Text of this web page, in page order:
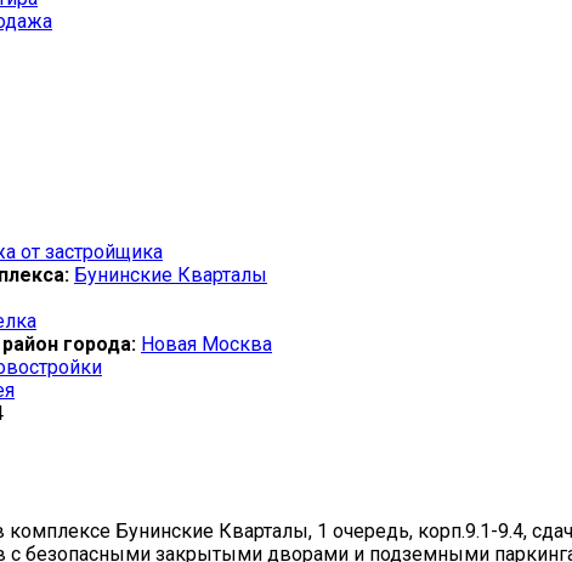
от застройщика
Бунинские Кварталы
города: Новая Москва
комплексе Бунинские Кварталы, 1 очередь, корп.9.1-9.4,
с безопасными закрытыми дворами и подземными